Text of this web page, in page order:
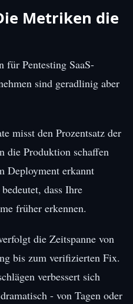
Metriken die
für Pentesting SaaS-
sind geradlinig aber
misst den Prozentsatz der
die Produktion schaffen
Deployment erkannt
dass Ihre
früher erkennen.
die Zeitspanne von
bis zum verifizierten Fix.
verbessert sich
- von Tagen oder